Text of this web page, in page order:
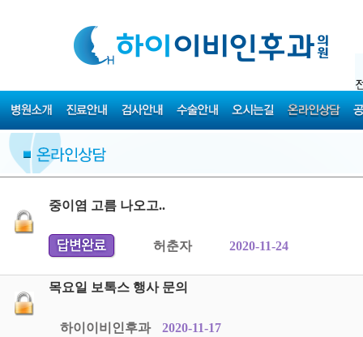
중이염 고름 나오고..
허춘자 2020-11-24
목요일 보톡스 행사 문의
하이이비인후과 2020-11-17